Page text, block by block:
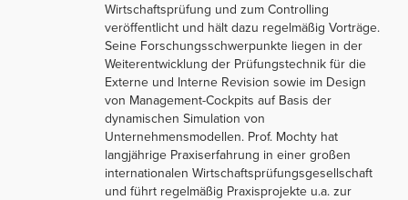
Wirtschaftsprüfung und zum Controlling
veröffentlicht und hält dazu regelmäßig Vorträge.
Seine Forschungsschwerpunkte liegen in der
Weiterentwicklung der Prüfungstechnik für die
Externe und Interne Revision sowie im Design
von Management-Cockpits auf Basis der
dynamischen Simulation von
Unternehmensmodellen. Prof. Mochty hat
langjährige Praxiserfahrung in einer großen
internationalen Wirtschaftsprüfungsgesellschaft
und führt regelmäßig Praxisprojekte u.a. zur